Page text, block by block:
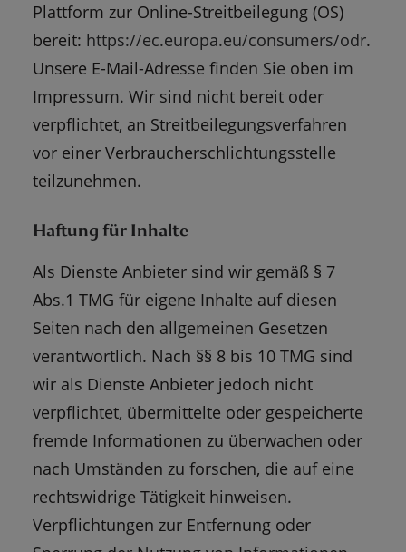
Plattform zur Online-Streitbeilegung (OS)
bereit: https://ec.europa.eu/consumers/odr.
Unsere E-Mail-Adresse finden Sie oben im
Impressum. Wir sind nicht bereit oder
verpflichtet, an Streitbeilegungsverfahren
vor einer Verbraucherschlichtungsstelle
teilzunehmen.
Haftung für Inhalte
Als Dienste Anbieter sind wir gemäß § 7
Abs.1 TMG für eigene Inhalte auf diesen
Seiten nach den allgemeinen Gesetzen
verantwortlich. Nach §§ 8 bis 10 TMG sind
wir als Dienste Anbieter jedoch nicht
verpflichtet, übermittelte oder gespeicherte
fremde Informationen zu überwachen oder
nach Umständen zu forschen, die auf eine
rechtswidrige Tätigkeit hinweisen.
Verpflichtungen zur Entfernung oder